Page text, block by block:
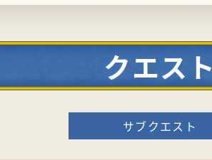
クエスト
サブクエスト